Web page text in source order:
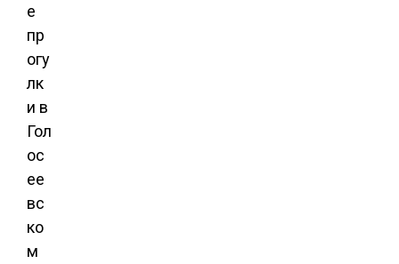
е
пр
огу
лк
и в
Гол
ос
ее
вс
ко
м